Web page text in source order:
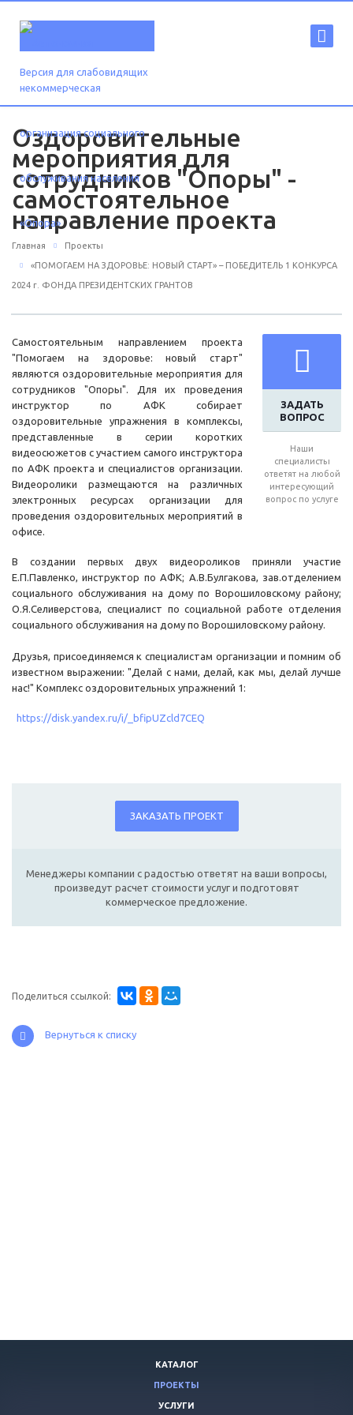
Версия для слабовидящих
Оздоровительные
мероприятия для
сотрудников "Опоры" -
самостоятельное
направление проекта
Главная Проекты
«ПОМОГАЕМ НА ЗДОРОВЬЕ: НОВЫЙ СТАРТ» – ПОБЕДИТЕЛЬ 1 КОНКУРСА
2024 г. ФОНДА ПРЕЗИДЕНТСКИХ ГРАНТОВ
ЗАДАТЬ
ВОПРОС
Наши
специалисты
ответят на любой
интересующий
вопрос по услуге
Самостоятельным направлением проекта
"Помогаем на здоровье: новый старт"
являются оздоровительные мероприятия для
сотрудников "Опоры". Для их проведения
инструктор по АФК собирает
оздоровительные упражнения в комплексы,
представленные в серии коротких
видеосюжетов с участием самого инструктора
по АФК проекта и специалистов организации.
Видеоролики размещаются на различных
электронных ресурсах организации для
проведения оздоровительных мероприятий в
офисе.
В создании первых двух видеороликов приняли участие
Е.П.Павленко, инструктор по АФК; А.В.Булгакова, зав.отделением
социального обслуживания на дому по Ворошиловскому району;
О.Я.Селиверстова, специалист по социальной работе отделения
социального обслуживания на дому по Ворошиловскому району.
Друзья, присоединяемся к специалистам организации и помним об
известном выражении: "Делай с нами, делай, как мы, делай лучше
нас!" Комплекс оздоровительных упражнений 1:
https://disk.yandex.ru/i/_bfipUZcld7CEQ
ЗАКАЗАТЬ ПРОЕКТ
Менеджеры компании с радостью ответят на ваши вопросы,
произведут расчет стоимости услуг и подготовят
коммерческое предложение.
Поделиться ссылкой:
Вернуться к списку
КАТАЛОГ
ПРОЕКТЫ
УСЛУГИ